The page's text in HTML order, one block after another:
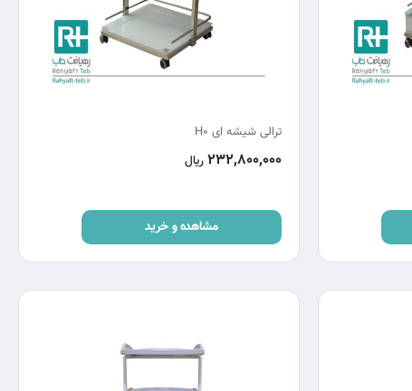
ترالی شیشه ای H0
232,800,000 ریال
مشاهده و خرید